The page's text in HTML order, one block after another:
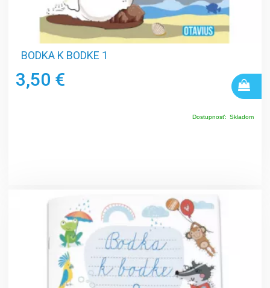
BODKA K BODKE 1
3,50 €
Dostupnosť: Skladom